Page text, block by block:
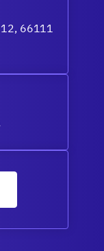
12, 66111